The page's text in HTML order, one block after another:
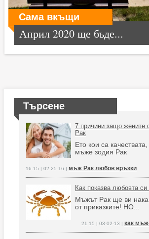
Сама вкъщи
Април 2020 ще бъде...
Търсене
7 причини защо
Рак
Ето кои са
мъже зодия Рак
16:15 | 02-25-16 | мъж Рак любов връзки
Как показва любовта
Мъжът Рак ще ви
от приказките! НО...
21:15 | 03-02-13 | как